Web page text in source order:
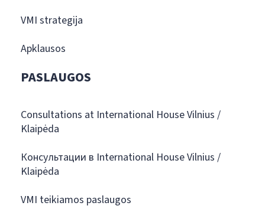
VMI strategija
Apklausos
PASLAUGOS
Consultations at International House Vilnius /
Klaipėda
Консультации в International House Vilnius /
Klaipėda
VMI teikiamos paslaugos